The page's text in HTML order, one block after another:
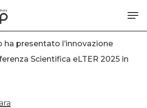
ha presentato l’innovazione
Scientifica eLTER 2025 in